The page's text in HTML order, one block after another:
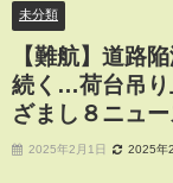
未分類
【難航】道路
続く…荷台吊り
ざまし８ニュー
2025年2月1日 2025年